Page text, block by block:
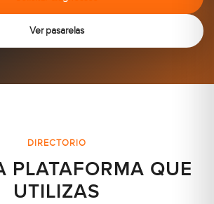
Ver pasarelas
DIRECTORIO
PLATAFORMA QUE
UTILIZAS